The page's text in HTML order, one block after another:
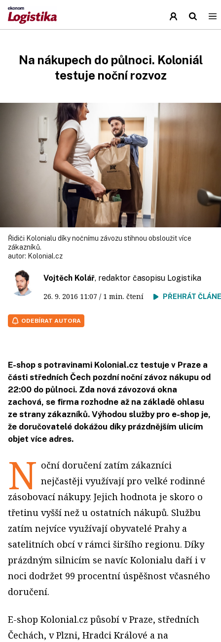
Na nákupech do půlnoci. Koloniál
testuje noční rozvoz
Řidiči Kolonialu díky nočnímu závozu stihnou obsloužit více
zákazníků.
autor: Kolonial.cz
Vojtěch Kolář, redaktor časopisu Logistika
26. 9. 2016 11:07 / 1 min. čtení PŘEHRÁT
ODEBÍRAT AUTORA
E-shop s potravinami Kolonial.cz testuje v Praze a
části středních Čech pozdní noční závoz nákupu od
22:00 do půlnoci. Zda nová závozová okna
zachová, se firma rozhodne až na základě ohlasu
ze strany zákazníků. Výhodou služby pro e-shop je,
že doručovatelé dokážou díky prázdnějším ulicím
objet více adres.
N oční doručení zatím zákazníci
nejčastěji využívají pro velké rodinné
zásobovací nákupy. Jejich hodnota je skoro o
třetinu vyšší než u ostatních nákupů. Službu
zatím nejvíce využívají obyvatelé Prahy a
satelitních obcí v rámci širšího regionu. Díky
prázdným silnicím se navíc Kolonialu daří i v
noci dodržet 99 procentní úspěšnost včasného
doručení.
E-shop Kolonial.cz působí v Praze, středních
Čechách, v Plzni, Hradci Králové a na